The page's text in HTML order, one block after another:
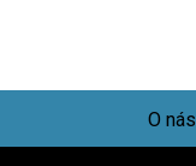
O nás